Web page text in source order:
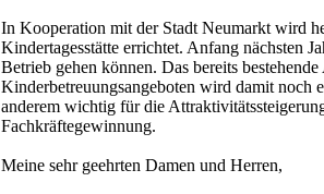
In Kooperation mit der Stadt Neumarkt wird
Kindertagesstätte errichtet. Anfang nächsten
Betrieb gehen können. Das bereits
Kinderbetreuungsangeboten wird damit noch
anderem wichtig für die
Fachkräftegewinnung.
Meine sehr geehrten Damen und Herren,